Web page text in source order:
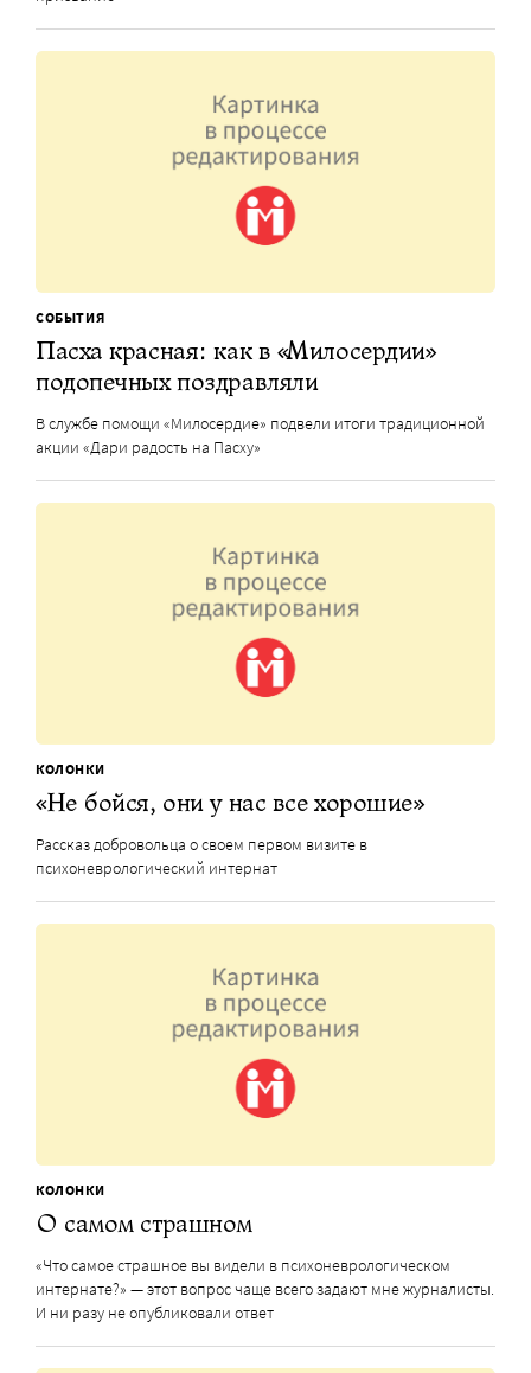
СОБЫТИЯ
Пасха красная: как в «Милосердии»
подопечных поздравляли
В службе помощи «Милосердие» подвели итоги традиционной
акции «Дари радость на Пасху»
КОЛОНКИ
«Не бойся, они у нас все хорошие»
Рассказ добровольца о своем первом визите в
психоневрологический интернат
КОЛОНКИ
О самом страшном
«Что самое страшное вы видели в психоневрологическом
интернате?» — этот вопрос чаще всего задают мне журналисты.
И ни разу не опубликовали ответ